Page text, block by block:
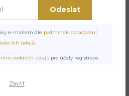
Vak na záda - Salamander
- Salamander
Odeslat
e-mailem dle podmínek zpracování
údajů.
osobních údajů pro účely registrace.
Zavřít